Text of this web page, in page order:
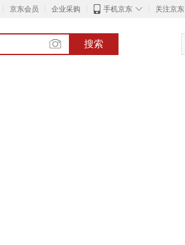
京东会员 企业采购 ◇
手机京东 关注京东
搜索